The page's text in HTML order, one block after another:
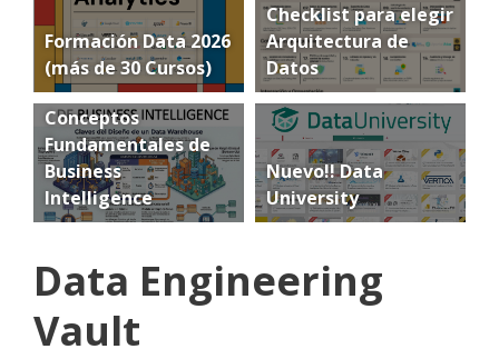
Formación Data 2026
(más de 30 Cursos)
Checklist para elegir
Arquitectura de
Datos
Conceptos
Fundamentales de
Business
Intelligence
Nuevo!! Data
University
Data Engineering
Vault